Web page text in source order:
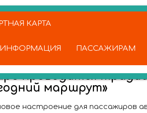
КАРТА
ИНФОРМАЦИЯ ПАССАЖИРАМ
проводится
маршрут»
настроение для пассажиров